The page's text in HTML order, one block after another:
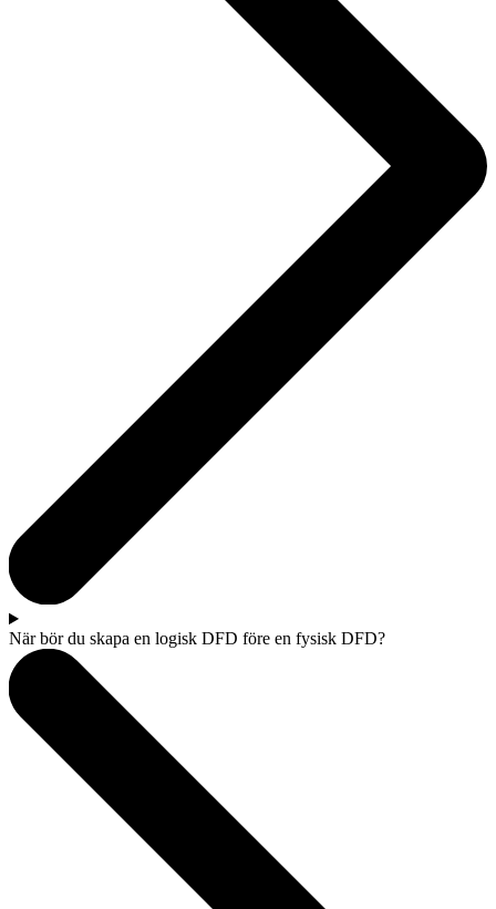
När bör du skapa en logisk DFD före en fysisk DFD?